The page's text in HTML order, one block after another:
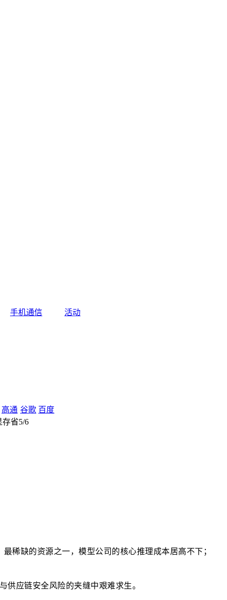
手机通信 活动
高通 谷歌 百度
省5/6
稀缺的资源之一，模型公司的核心推理成本居高不下；
应链安全风险的夹缝中艰难求生。